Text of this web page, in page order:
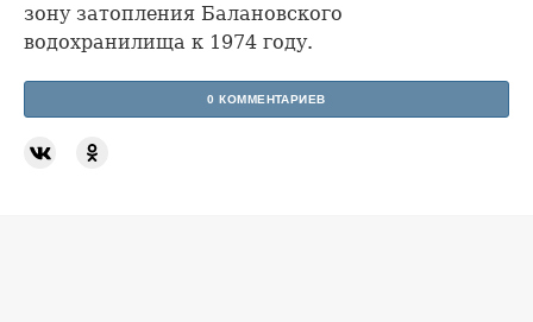
зону затопления Балановского
водохранилища к 1974 году.
0 КОММЕНТАРИЕВ